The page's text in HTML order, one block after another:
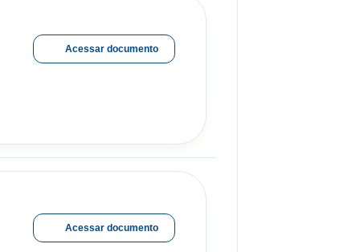
Acessar documento
Acessar documento